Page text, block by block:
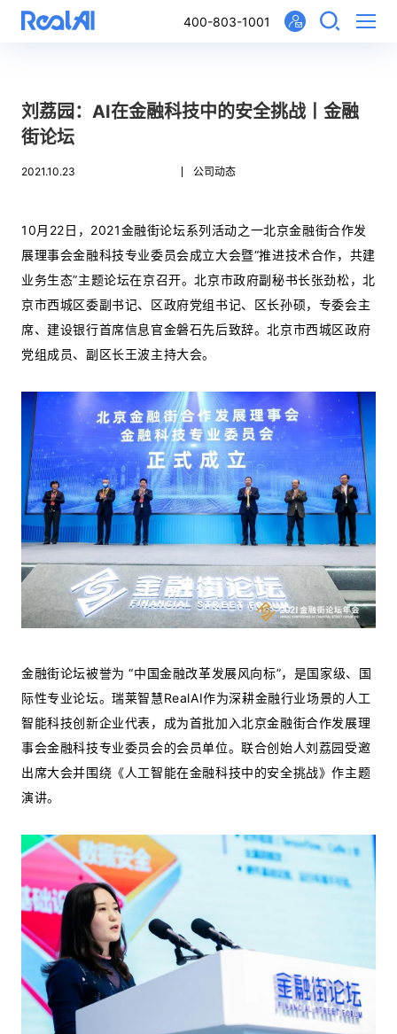
400-803-1001
刘荔园：AI在金融科技中的安全挑战丨金融
街论坛
2021.10.23 公司动态
10月22日，2021金融街论坛系列活动之一北京金融街合作发
展理事会金融科技专业委员会成立大会暨“推进技术合作，共建
业务生态”主题论坛在京召开。北京市政府副秘书长张劲松，北
京市西城区委副书记、区政府党组书记、区长孙硕，专委会主
席、建设银行首席信息官金磐石先后致辞。北京市西城区政府
党组成员、副区长王波主持大会。
金融街论坛被誉为 “中国金融改革发展风向标”，是国家级、国
际性专业论坛。瑞莱智慧RealAI作为深耕金融行业场景的人工
智能科技创新企业代表，成为首批加入北京金融街合作发展理
事会金融科技专业委员会的会员单位。联合创始人刘荔园受邀
出席大会并围绕《人工智能在金融科技中的安全挑战》作主题
演讲。